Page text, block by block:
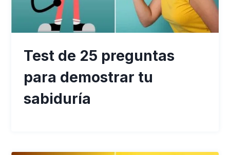
Test de 25 preguntas
para demostrar tu
sabiduría